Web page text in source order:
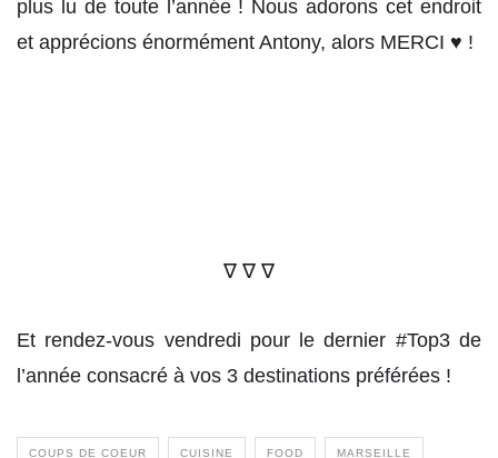
plus lu de toute l’année ! Nous adorons cet endroit
et apprécions énormément Antony, alors MERCI ♥ !
∇ ∇ ∇
Et rendez-vous vendredi pour le dernier #Top3 de
l’année consacré à vos 3 destinations préférées !
COUPS DE COEUR CUISINE FOOD MARSEILLE